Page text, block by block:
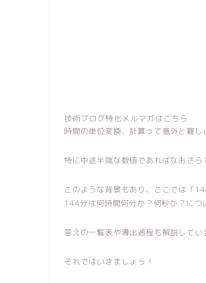
技術ブログ特化メルマガはこちら
時間の単位変換、計算って意外と難し
特に中途半端な数値であればなおさら
このような背景もあり、ここでは「
144分は何時間何分か？何秒か？につ
答えの一覧表や導出過程も解説してい
それではいきましょう！